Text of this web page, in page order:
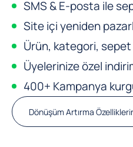
SMS & E-posta ile
Site içi yeniden
Ürün, kategori,
Üyelerinize özel
400+ Kampanya
Dönüşüm Artırma